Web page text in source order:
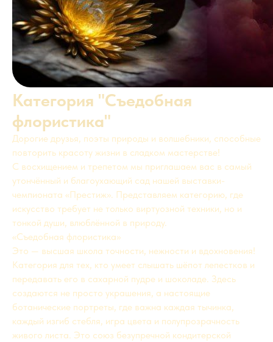
Категория "Съедобная
флористика"
Дорогие друзья, поэты природы и волшебники, способные
повторить красоту жизни в сладком мастерстве!
С восхищением и трепетом мы приглашаем вас в самый
утончённый и благоухающий сад нашей выставки-
чемпионата «Престиж». Представляем категорию, где
искусство требует не только виртуозной техники, но и
тонкой души, влюблённой в природу.
«Съедобная флористика»
Это — высшая школа точности, нежности и вдохновения!
Категория для тех, кто умеет слышать шёпот лепестков и
передавать его в сахарной пудре и шоколаде. Здесь
создаются не просто украшения, а настоящие
ботанические портреты, где важна каждая тычинка,
каждый изгиб стебля, игра цвета и полупрозрачность
живого листа. Это союз безупречной кондитерской